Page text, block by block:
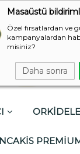
Masaüstü
Özel fırsatlardan ve
kampanyalardan
misiniz?
Daha sonra